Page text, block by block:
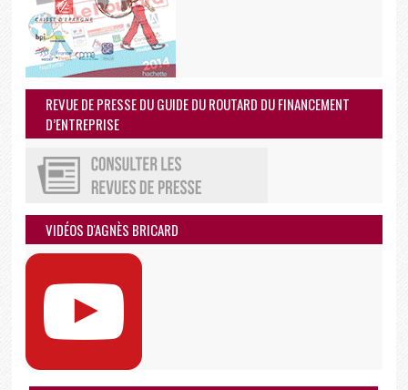
REVUE DE PRESSE DU GUIDE DU ROUTARD DU FINANCEMENT
D’ENTREPRISE
VIDÉOS D'AGNÈS BRICARD